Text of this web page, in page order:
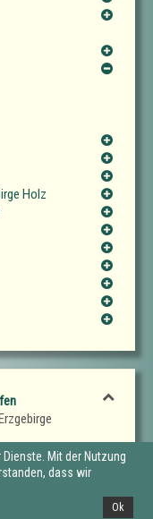
Holz
online.de
Mit der Nutzung
dass wir
Ok